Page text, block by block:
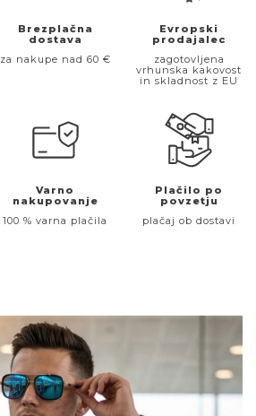
Brezplačna
dostava
za nakupe nad 60 €
Evropski
prodajalec
zagotovljena
vrhunska kakovost
in skladnost z EU
Varno
nakupovanje
100 % varna plačila
Plačilo po
povzetju
plačaj ob dostavi